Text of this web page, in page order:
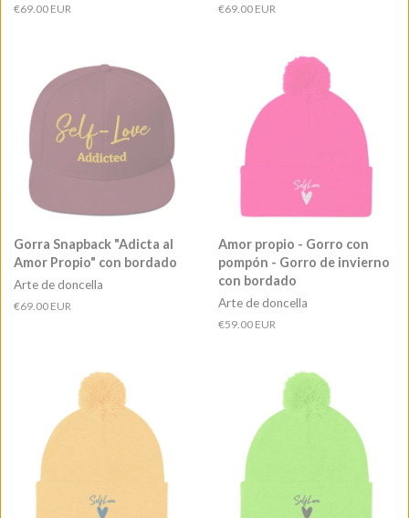
Precio
€69.00 EUR
Precio
€69.00 EUR
Gorra Snapback "Adicta al
Amor Propio" con bordado
Arte de doncella
Precio
€69.00 EUR
Amor propio - Gorro con
pompón - Gorro de invierno
con bordado
Arte de doncella
Precio
€59.00 EUR